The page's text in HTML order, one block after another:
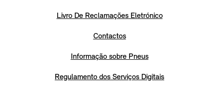
Livro De Reclamações Eletrónico
Contactos
Informação sobre Pneus
Regulamento dos Serviços Digitais